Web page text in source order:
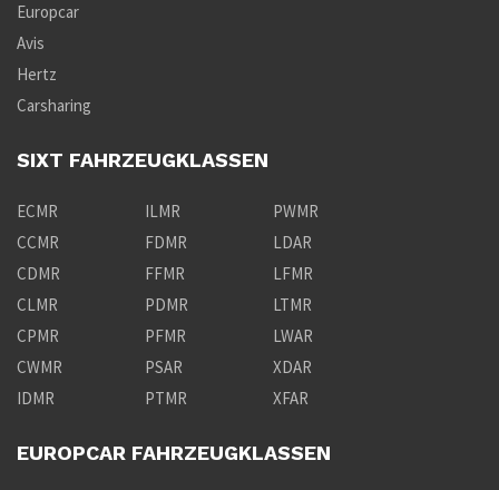
Europcar
Avis
Hertz
Carsharing
SIXT FAHRZEUGKLASSEN
ECMR
CCMR
CDMR
CLMR
CPMR
CWMR
IDMR
ILMR
FDMR
FFMR
PDMR
PFMR
PSAR
PTMR
PWMR
LDAR
LFMR
LTMR
LWAR
XDAR
XFAR
EUROPCAR FAHRZEUGKLASSEN